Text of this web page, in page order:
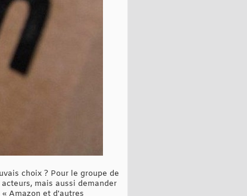
choix ? Pour le groupe de
mais aussi demander